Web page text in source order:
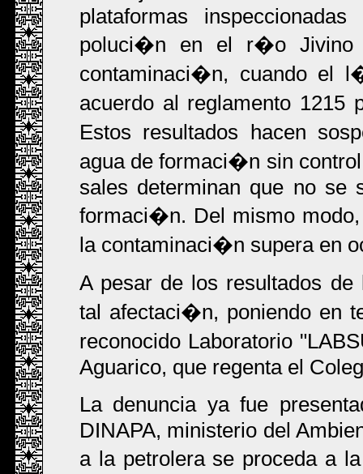
plataformas
poluci�n en el r�o Jivino
contaminaci�n, cuando el
acuerdo al reglamento 1215
Estos resultados hacen
agua de formaci�n sin
sales determinan que no se
formaci�n. Del mismo
la contaminaci�n supera en
A pesar de los resultados
tal afectaci�n, poniendo en
reconocido Laboratorio
Aguarico, que regenta el
La denuncia ya fue
DINAPA, ministerio del
a la petrolera se proceda a